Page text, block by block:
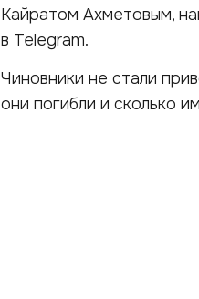
Кайратом Ахметовым,
в Telegram.
Чиновники не стали
они погибли и сколько